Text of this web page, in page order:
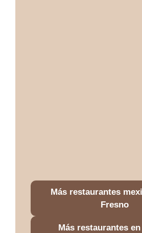
Más restaurantes
Fresno
Más restaurantes